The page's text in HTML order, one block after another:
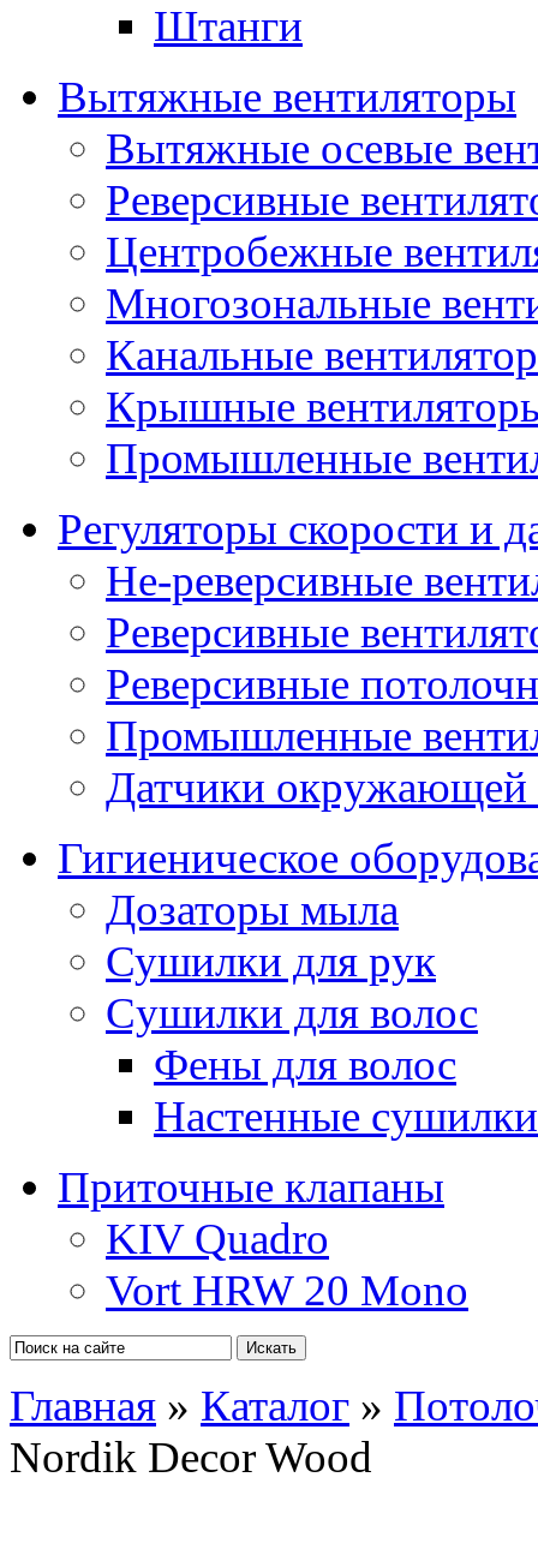
Штанги
Вытяжные вентиляторы
Вытяжные осевые
Реверсивные
Центробежные
Многозональные
Канальные
Крышные
Промышленные
Регуляторы скорости и
Не-реверсивные
Реверсивные
Реверсивные
Промышленные
Датчики окружающей
Гигиеническое
Дозаторы мыла
Сушилки для рук
Cушилки для волос
Фены для волос
Настенные сушилки
Приточные клапаны
KIV Quadro
Vort HRW 20 Mono
Главная » Каталог »
Nordik Decor Wood